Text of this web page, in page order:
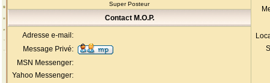
Super Posteur
Contact M.O.P.
Adresse e-mail:
Message Privé:
MSN Messenger:
Yahoo Messenger: